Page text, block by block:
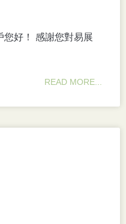
您好！ 感謝您對易展
READ MORE...